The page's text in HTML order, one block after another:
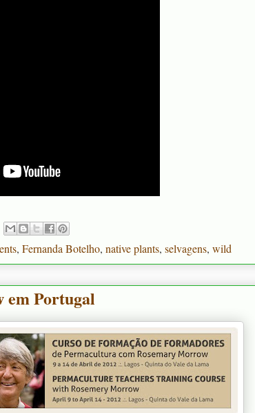
, Fernanda Botelho, native plants, selvagens, wild
em Portugal